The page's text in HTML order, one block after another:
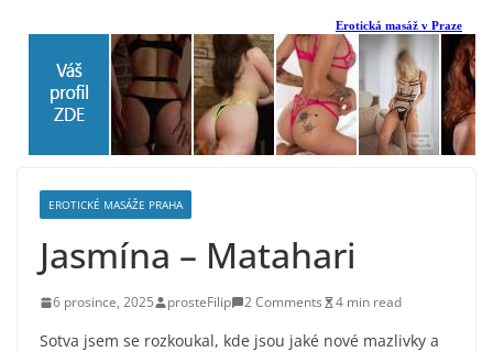
EROTICKÉ MASÁŽE PRAHA
Jasmína – Matahari
6 prosince, 2025 prosteFilip 2 Comments 4 min read
Sotva jsem se rozkoukal, kde jsou jaké nové mazlivky a